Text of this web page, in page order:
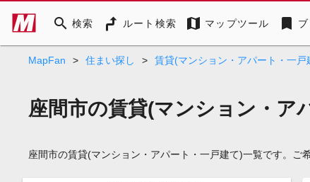
search 検索 ルート検索 map マップツール bookmark
MapFan > 住まい探し > 賃貸(マンション・アパート・一戸
座間市の賃貸(マンション・ア
座間市の賃貸(マンション・アパート・一戸建て)一覧です。ご